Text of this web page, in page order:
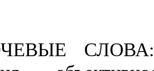
СЛОВА: